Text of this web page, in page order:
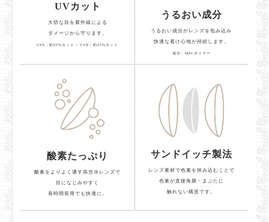
UVカット
大切な目を紫外線による
ダメージから守ります。
UVA：約50%カット / UVB：約95%カット
うるおい成分
うるおい成分がレンズを包み込み
快適な着け心地が持続します。
成分：MPCポリマー
酸素たっぷり
酸素をよりよく通す高含水レンズで
目になじみやすく
長時間装用でも快適に。
サンドイッチ製法
レンズ素材で色素を挟み込むことで
色素が直接角膜・まぶたに
触れない構造です。